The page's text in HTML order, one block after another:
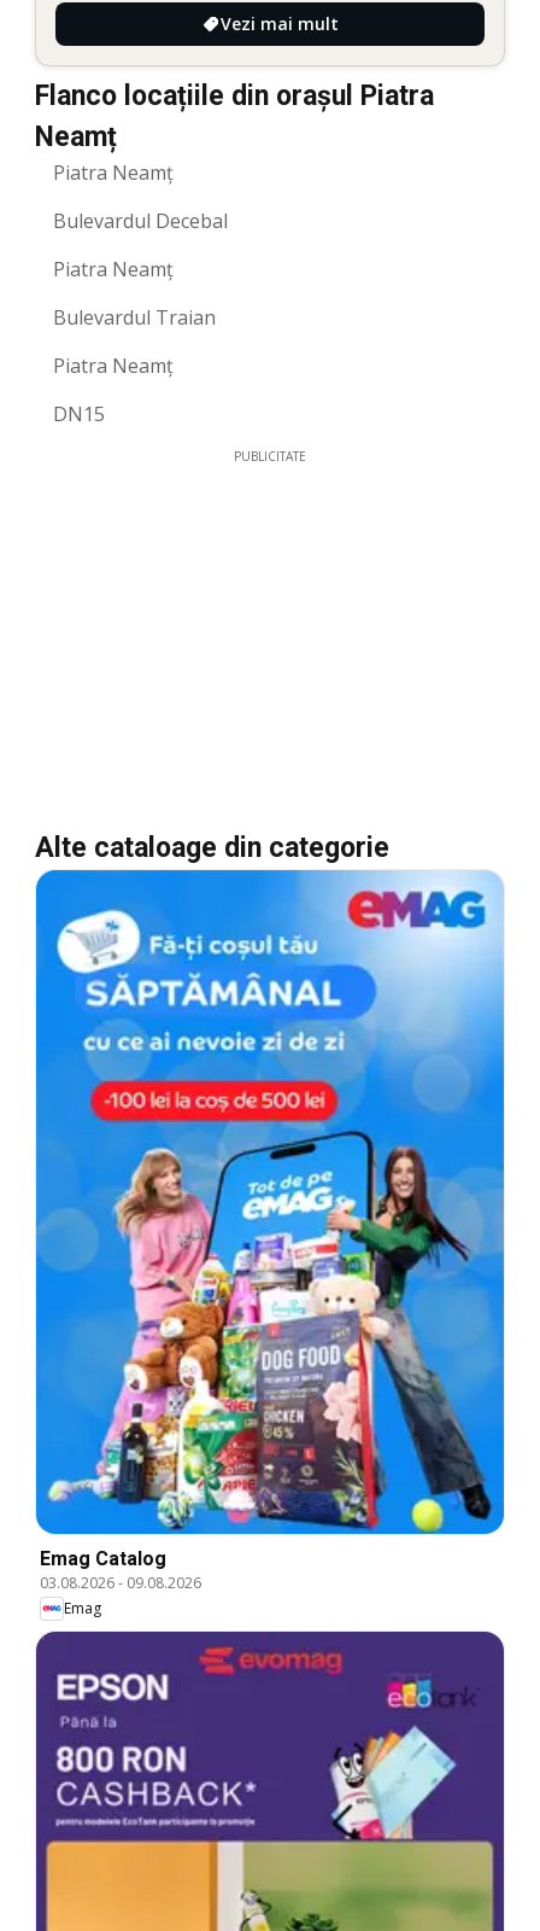
Vezi mai mult
Flanco locațiile din orașul Piatra
Neamț
Piatra Neamț
Bulevardul Decebal
Piatra Neamț
Bulevardul Traian
Piatra Neamț
DN15
PUBLICITATE
Alte cataloage din categorie
Emag Catalog
03.08.2026- 09.08.2026
Emag